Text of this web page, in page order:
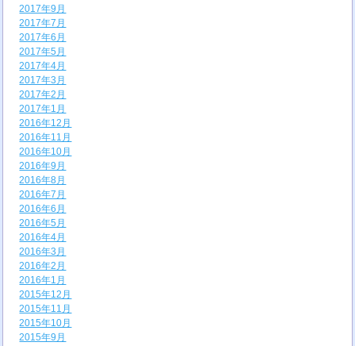
2017年9月
2017年7月
2017年6月
2017年5月
2017年4月
2017年3月
2017年2月
2017年1月
2016年12月
2016年11月
2016年10月
2016年9月
2016年8月
2016年7月
2016年6月
2016年5月
2016年4月
2016年3月
2016年2月
2016年1月
2015年12月
2015年11月
2015年10月
2015年9月